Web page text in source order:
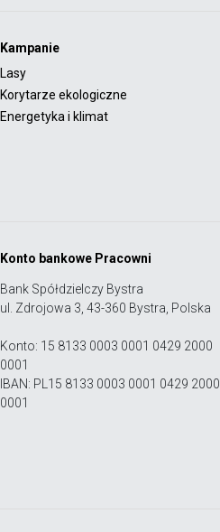
Kampanie
Lasy
Korytarze ekologiczne
Energetyka i klimat
Konto bankowe Pracowni
Bank Spółdzielczy Bystra
ul. Zdrojowa 3, 43-360 Bystra, Polska
Konto: 15 8133 0003 0001 0429 2000
0001
IBAN: PL15 8133 0003 0001 0429 2000
0001